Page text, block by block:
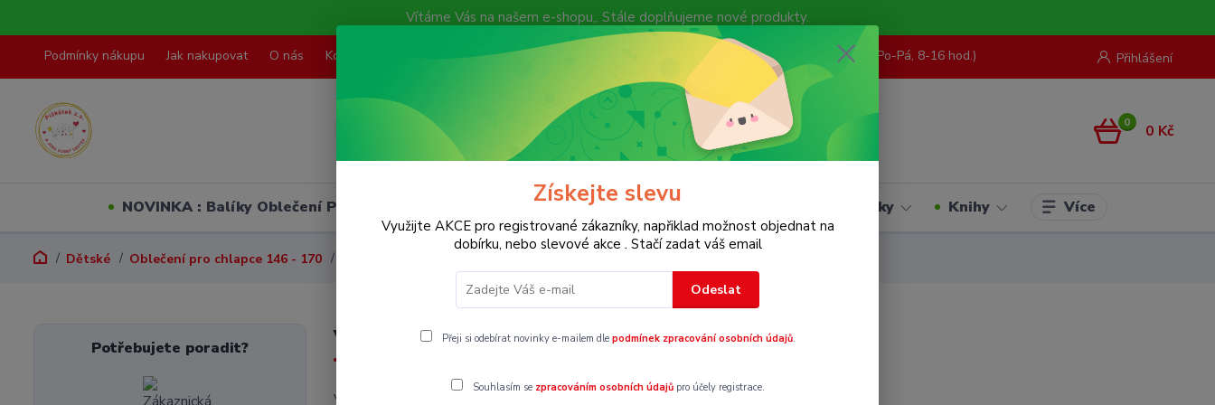
Vítáme Vás na našem e-shopu,. Stále doplňujeme nové produkty.
Podmínky nákupu Jak nakupovat O nás Kontakty Přihlášení
Hledat
Nevíte si rady? Zavolejte. + 420 773 967 062 (Po-Pá, 8-16 hod.)
0 0 Kč
NOVINKA : Balíky Oblečení PO VELIKOSTECH Dětské Dámské Hračky Knihy Více
Dětské Oblečení pro chlapce 146 - 170
Vel.158
V této kategorii nebylo nalezeno žádné zboží.
Potřebujete poradit?
Získejte slevu
Využijte AKCE pro registrované zákazníky, napřiklad možnost objednat na
dobírku, nebo slevové akce . Stačí zadat váš email
Odeslat
Přeji si odebírat novinky e-mailem dle podmínek zpracování osobních údajů.
Souhlasím se zpracováním osobních údajůpro účely registrace.